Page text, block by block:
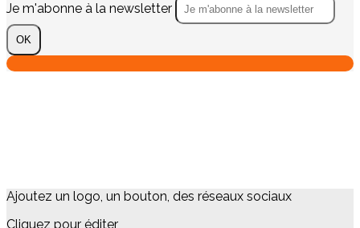
Je m'abonne à la newsletter
OK
Ajoutez un logo, un bouton, des réseaux sociaux
Cliquez pour éditer